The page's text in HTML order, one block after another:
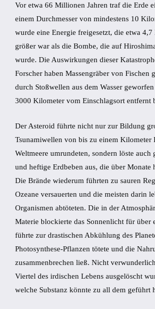
Vor etwa 66 Millionen Jahren traf die Erde
einem Durchmesser von mindestens 10
wurde eine Energie freigesetzt, die etwa
größer war als die Bombe, die auf
wurde. Die Auswirkungen dieser
Forscher haben Massengräber von Fischen
durch Stoßwellen aus dem Wasser
3000 Kilometer vom Einschlagsort entfernt
Der Asteroid führte nicht nur zur Bildung
Tsunamiwellen von bis zu einem Kilometer
Weltmeere umrundeten, sondern löste auch
und heftige Erdbeben aus, die über Monate
Die Brände wiederum führten zu sauren
Ozeane versauerten und die meisten darin
Organismen abtöteten. Die in der
Materie blockierte das Sonnenlicht für über
führte zur drastischen Abkühlung des
Photosynthese-Pflanzen tötete und die
zusammenbrechen ließ. Nicht
Viertel des irdischen Lebens ausgelöscht
welche Substanz könnte zu all dem geführt